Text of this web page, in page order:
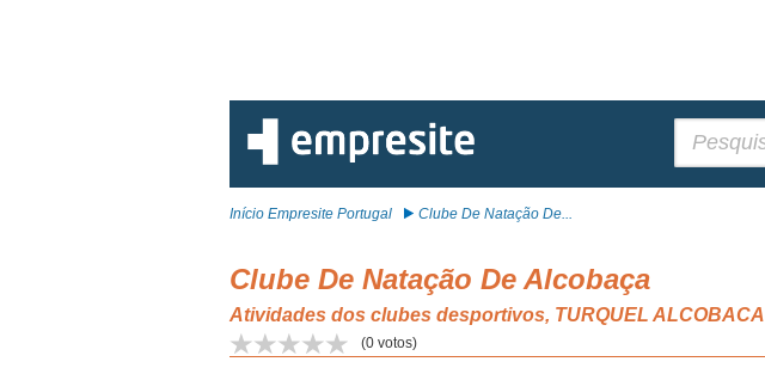
Início Empresite Portugal Clube De Natação De...
Clube De Natação De Alcobaça
Atividades dos clubes desportivos, TURQUEL ALCOBACA
(0 votos)